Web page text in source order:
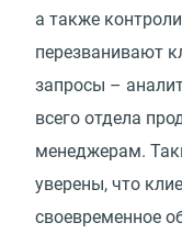
а также
перезванивают
запросы –
всего отдела
менеджерам.
уверены, что
своевременное